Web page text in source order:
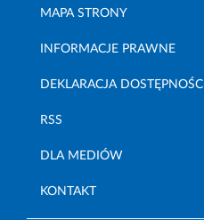
MAPA STRONY
INFORMACJE PRAWNE
DEKLARACJA DOSTĘPNOŚCI
RSS
DLA MEDIÓW
KONTAKT